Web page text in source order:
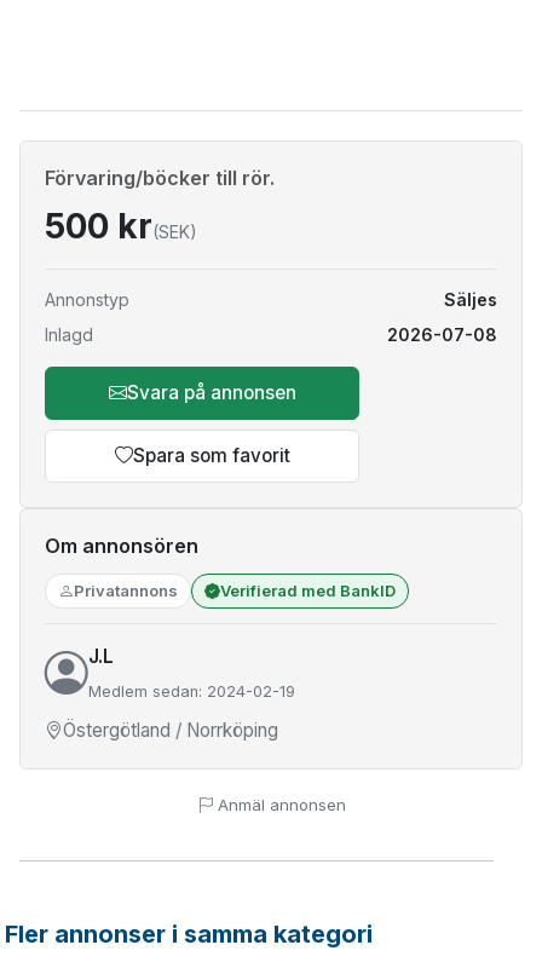
Förvaring/böcker till rör.
500 kr(SEK)
Annonstyp
Säljes
Inlagd
2026-07-08
Svara på annonsen
Spara som favorit
Om annonsören
Privatannons Verifierad med BankID
J.L
Medlem sedan: 2024-02-19
Östergötland / Norrköping
Anmäl annonsen
Fler annonser i samma kategori